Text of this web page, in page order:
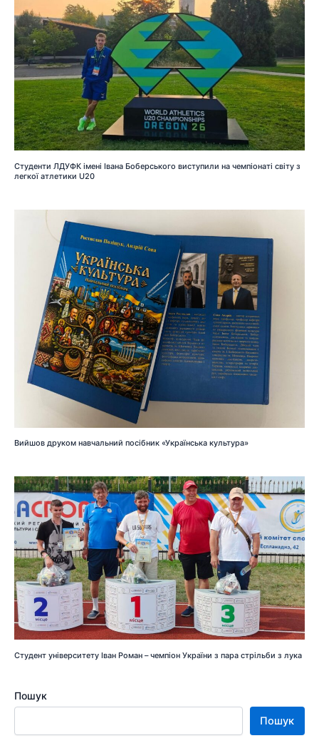
Студенти ЛДУФК імені Івана Боберського виступили на чемпіонаті світу з
легкої атлетики U20
Вийшов друком навчальний посібник «Українська культура»
Студент університету Іван Роман – чемпіон України з пара стрільби з лука
Пошук
Пошук